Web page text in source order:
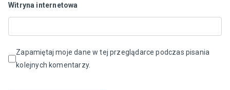
Witryna internetowa
Zapamiętaj moje dane w tej przeglądarce podczas pisania
kolejnych komentarzy.